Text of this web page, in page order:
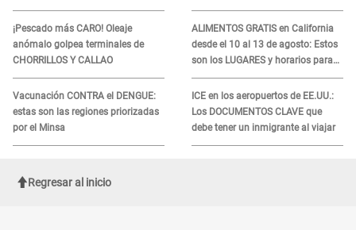
¡Pescado más CARO! Oleaje
anómalo golpea terminales de
CHORRILLOS Y CALLAO
Vacunación CONTRA el DENGUE:
estas son las regiones priorizadas
por el Minsa
ALIMENTOS GRATIS en California
desde el 10 al 13 de agosto: Estos
son los LUGARES y horarios para
recibir la ayuda
ICE en los aeropuertos de EE.UU.:
Los DOCUMENTOS CLAVE que
debe tener un inmigrante al viajar
Regresar al inicio